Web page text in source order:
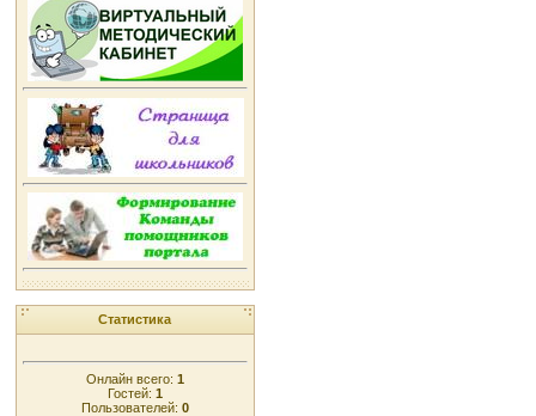
Статистика
Онлайн всего: 1
Гостей: 1
Пользователей: 0